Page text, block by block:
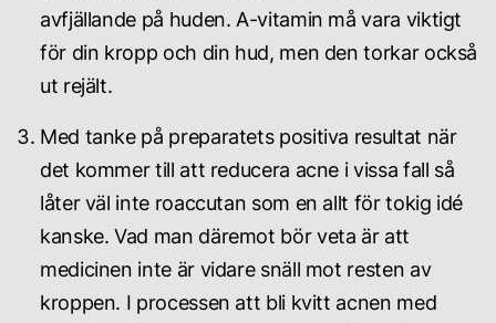
avfjällande på huden. A-vitamin må vara viktigt
för din kropp och din hud, men den torkar också
ut rejält.
Med tanke på preparatets positiva resultat när
det kommer till att reducera acne i vissa fall så
låter väl inte roaccutan som en allt för tokig idé
kanske. Vad man däremot bör veta är att
medicinen inte är vidare snäll mot resten av
kroppen. I processen att bli kvitt acnen med